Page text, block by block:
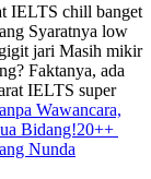
IELTS chill banget
Syaratnya low
jari Masih mikir
Faktanya, ada
IELTS super
Wawancara,
Bidang!20++
Nunda